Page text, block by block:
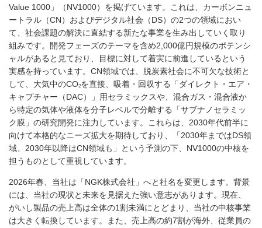
Value 1000」（NV1000）を掲げています。これは、カーボンニュ
ートラル（CN）およびデジタル社会（DS）の2つの領域におい
て、社会課題の解決に直結する新たな事業を生み出していく取り
組みです。開発フェーズのテーマを含め2,000億円規模のポテンシ
ャルがあると見ており、目標に対して着実に前進しているという
実感を持っています。CN領域では、脱炭素社会に不可欠な技術と
して、大気中のCO2を直接、吸着・回収する「ダイレクト・エア・
キャプチャー（DAC）」用セラミックスや、混合ガス・混合液か
ら特定の気体や液体を分子レベルで分離する「サブナノセラミッ
ク膜」の研究開発に注力しています。これらは、2030年代前半に
向けて本格的なニーズ拡大を期待しており、「2030年まではDS領
域、2030年以降はCN領域も」という予測の下、NV1000の中核を
担うものとして重視しています。
2026年春、当社は「NGK株式会社」へと社名を変更します。背景
には、当社の現状と未来を見据えた強い意志があります。現在、
がいし製品の売上高は全体の1割未満にとどまり、当社の中核事業
は大きく転換しています。また、売上高の約7割が海外、従業員の